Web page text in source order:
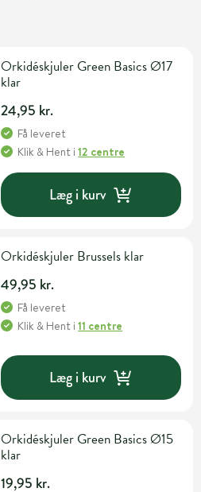
Orkidéskjuler Green Basics Ø17
klar
24,95 kr.
Få leveret
Klik & Hent i12 centre
Læg i kurv
Orkidéskjuler Brussels klar
49,95 kr.
Få leveret
Klik & Hent i11 centre
Læg i kurv
Orkidéskjuler Green Basics Ø15
klar
19,95 kr.